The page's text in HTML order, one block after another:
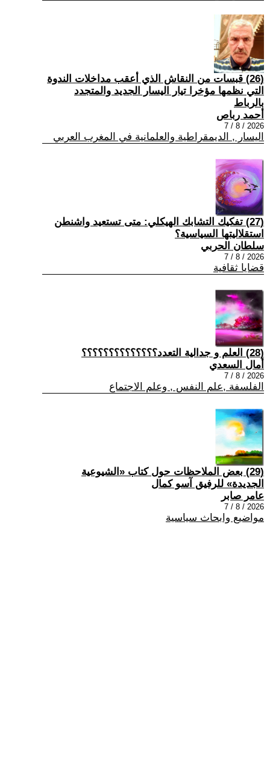
(26) قبسات من النقاش الذي أعقب مداخلات الندوة
التي نظمها مؤخرا تيار اليسار الجديد والمتجدد
بالرباط
أحمد رباص
2026 / 8 / 7
اليسار , الديمقراطية والعلمانية في المغرب العربي
(27) تفكيك التشابك الهيكلي: متى تستعيد واشنطن
استقلاليتها السياسية؟
سلطان الحربي
2026 / 8 / 7
قضايا ثقافية
(28) العلم و جدالية التعدد؟؟؟؟؟؟؟؟؟؟؟؟؟؟
أمال السعدي
2026 / 8 / 7
الفلسفة ,علم النفس , وعلم الاجتماع
(29) بعض الملاحظات حول كتاب «الشيوعية
الجديدة» للرفيق آسو كمال
عامر صابر
2026 / 8 / 7
مواضيع وابحاث سياسية